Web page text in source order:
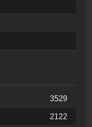
3529
2122